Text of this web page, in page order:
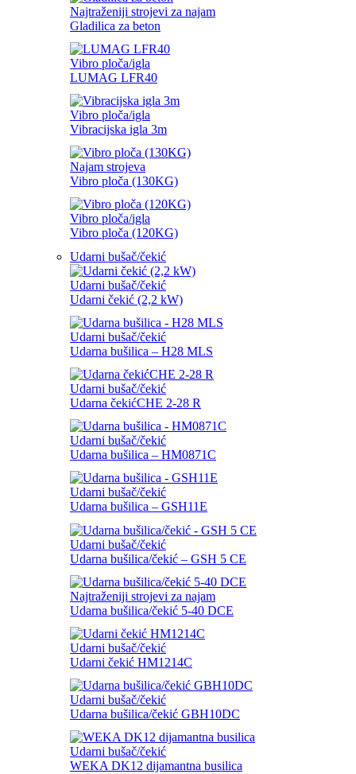
Najtraženiji strojevi za najam
Gladilica za beton
Vibro ploča/igla
LUMAG LFR40
Vibro ploča/igla
Vibracijska igla 3m
Najam strojeva
Vibro ploča (130KG)
Vibro ploča/igla
Vibro ploča (120KG)
Udarni bušač/čekić
Udarni bušač/čekić
Udarni čekić (2,2 kW)
Udarni bušač/čekić
Udarna bušilica – H28 MLS
Udarni bušač/čekić
Udarna čekićCHE 2-28 R
Udarni bušač/čekić
Udarna bušilica – HM0871C
Udarni bušač/čekić
Udarna bušilica – GSH11E
Udarni bušač/čekić
Udarna bušilica/čekić – GSH 5 CE
Najtraženiji strojevi za najam
Udarna bušilica/čekić 5-40 DCE
Udarni bušač/čekić
Udarni čekić HM1214C
Udarni bušač/čekić
Udarna bušilica/čekić GBH10DC
Udarni bušač/čekić
WEKA DK12 dijamantna busilica